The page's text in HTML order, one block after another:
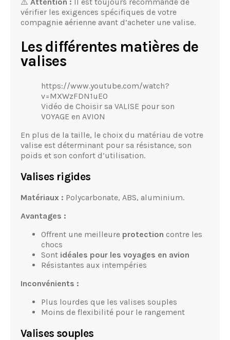
⚠️ Attention : Il est toujours recommandé de
vérifier les exigences spécifiques de votre
compagnie aérienne avant d’acheter une valise.
Les différentes matières de
valises
https://www.youtube.com/watch?
v=MXWzFDN1uE0
Vidéo de Choisir sa VALISE pour son
VOYAGE en AVION
En plus de la taille, le choix du matériau de votre
valise est déterminant pour sa résistance, son
poids et son confort d’utilisation.
Valises rigides
Matériaux : Polycarbonate, ABS, aluminium.
Avantages :
Offrent une meilleure protection contre les
chocs
Sont idéales pour les voyages en avion
Résistantes aux intempéries
Inconvénients :
Plus lourdes que les valises souples
Moins de flexibilité pour le rangement
Valises souples